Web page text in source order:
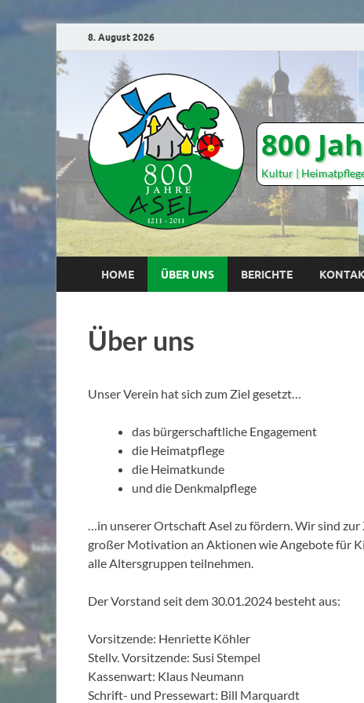
8. August 2026
800
Kultur |
HOME ÜBER UNS BERICHTE
Über uns
Unser Verein hat sich zum Ziel gesetzt…
das bürgerschaftliche Engagement
die Heimatpflege
die Heimatkunde
und die Denkmalpflege
…in unserer Ortschaft Asel zu fördern. Wir sind
großer Motivation an Aktionen wie Angebote für
alle Altersgruppen teilnehmen.
Der Vorstand seit dem 30.01.2024 besteht aus:
Vorsitzende: Henriette Köhler
Stellv. Vorsitzende: Susi Stempel
Kassenwart: Klaus Neumann
Schrift- und Pressewart: Bill Marquardt